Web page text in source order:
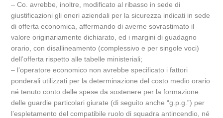
– Co. avrebbe, inoltre, modificato al ribasso in sede di
giustificazioni gli oneri aziendali per la sicurezza indicati in sede
di offerta economica, affermando di averne sovrastimato il
valore originariamente dichiarato, ed i margini di guadagno
orario, con disallineamento (complessivo e per singole voci)
dell’offerta rispetto alle tabelle ministeriali;
– l’operatore economico non avrebbe specificato i fattori
ponderali utilizzati per la determinazione del costo medio orario
né tenuto conto delle spese da sostenere per la formazione
delle guardie particolari giurate (di seguito anche “g.p.g.”) per
l’espletamento del compatibile ruolo di squadra antincendio, né